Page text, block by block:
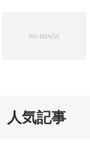
人気記事